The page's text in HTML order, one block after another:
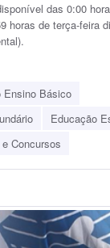
das 0:00
horas de terça-feira
Ensino Básico
Educação
Concursos